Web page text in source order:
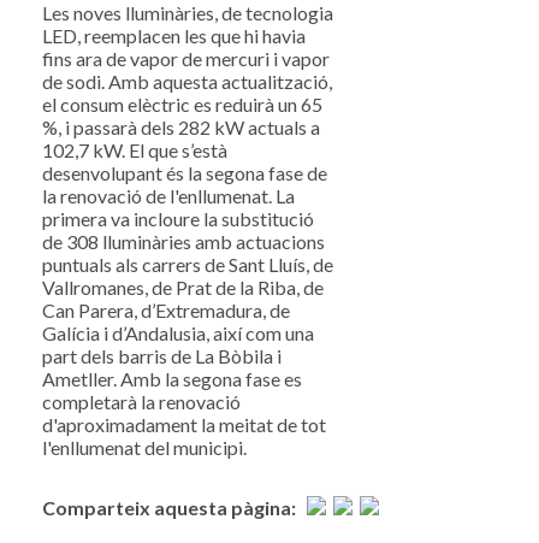
Les noves lluminàries, de tecnologia
LED, reemplacen les que hi havia
fins ara de vapor de mercuri i vapor
de sodi. Amb aquesta actualització,
el consum elèctric es reduirà un 65
%, i passarà dels 282 kW actuals a
102,7 kW. El que s’està
desenvolupant és la segona fase de
la renovació de l'enllumenat. La
primera va incloure la substitució
de 308 lluminàries amb actuacions
puntuals als carrers de Sant Lluís, de
Vallromanes, de Prat de la Riba, de
Can Parera, d’Extremadura, de
Galícia i d’Andalusia, així com una
part dels barris de La Bòbila i
Ametller. Amb la segona fase es
completarà la renovació
d'aproximadament la meitat de tot
l'enllumenat del municipi.
Comparteix aquesta pàgina: